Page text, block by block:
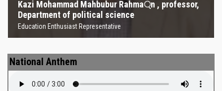
Kazi Mohammad Mahbubur Rahma্‌n , professor,
Department of political science
Education Enthusiast Representative
National Anthem